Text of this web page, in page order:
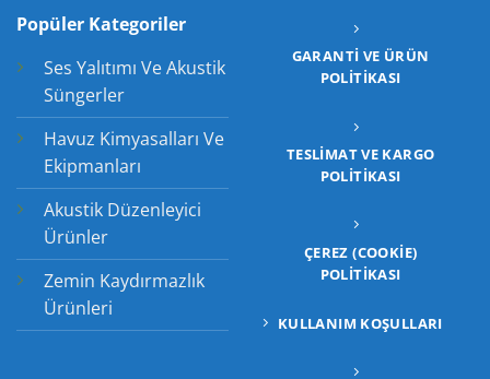
Popüler Kategoriler
Ses Yalıtımı Ve Akustik
Süngerler
Havuz Kimyasalları Ve
Ekipmanları
Akustik Düzenleyici
Ürünler
Zemin Kaydırmazlık
Ürünleri
GARANTI VE ÜRÜN
POLITIKASI
TESLIMAT VE KARGO
POLITIKASI
ÇEREZ (COOKIE)
POLITIKASI
KULLANIM KOŞULLARI